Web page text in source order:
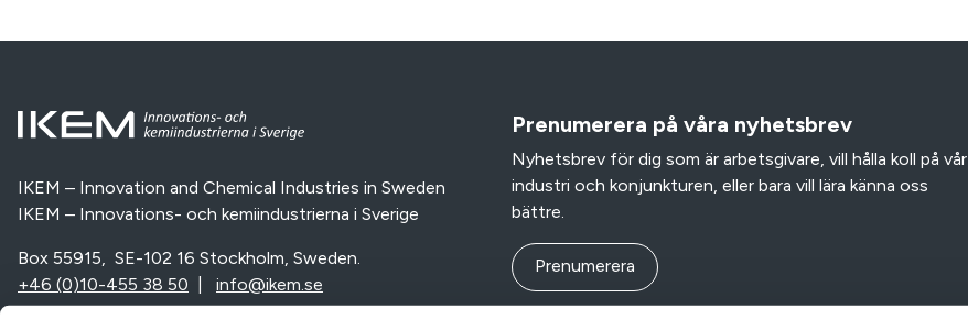
IKEM – Innovation and Chemical Industries in Sweden
IKEM – Innovations- och kemiindustrierna i Sverige
Box 55915, SE-102 16 Stockholm, Sweden.
+46 (0)10-455 38 50
info@ikem.se
Prenumerera på våra nyhetsbrev
Nyhetsbrev för dig som är arbetsgivare, vill hålla koll på vår
industri och konjunkturen, eller bara vill lära känna oss
bättre.
Prenumerera